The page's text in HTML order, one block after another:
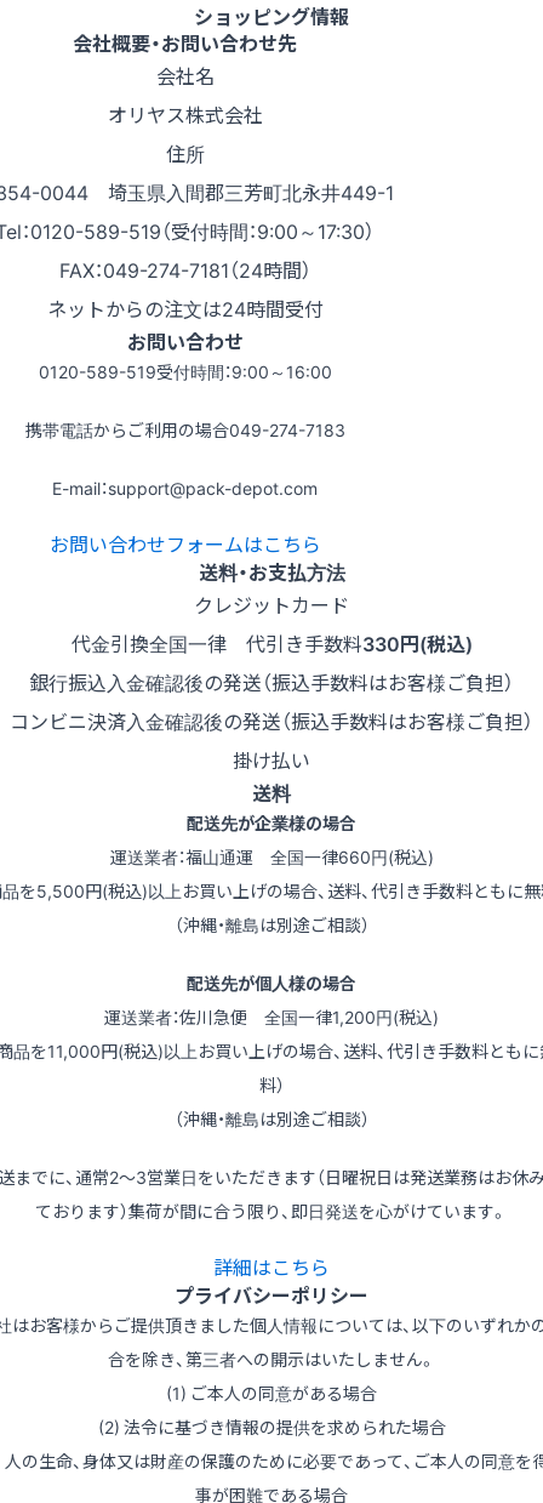
ショッピング情報
会社概要・お問い合わせ先
会社名
オリヤス株式会社
住所
0044 埼玉県入間郡三芳町北永井449-1
：0120-589-519（受付時間：9:00～17:30）
FAX：049-274-7181（24時間）
ネットからの注文は24時間受付
お問い合わせ
0120-589-519受付時間：9:00～16:00
携帯電話からご利用の場合049-274-7183
E-mail：support@pack-depot.com
お問い合わせフォームはこちら
送料・お支払方法
クレジットカード
代金引換全国一律 代引き手数料330円(税込)
銀行振込入金確認後の発送（振込手数料はお客様ご負担）
コンビニ決済入金確認後の発送（振込手数料はお客様ご負担）
掛け払い
送料
配送先が企業様の場合
運送業者：福山通運 全国一律660円(税込)
品を5,500円(税込)以上お買い上げの場合、送料、代引き手数料ともに無
（沖縄・離島は別途ご相談）
配送先が個人様の場合
運送業者：佐川急便 全国一律1,200円(税込)
品を11,000円(税込)以上お買い上げの場合、送料、代引き手数料とも
料）
（沖縄・離島は別途ご相談）
までに、通常2～3営業日をいただきます（日曜祝日は発送業務はお休
ております）集荷が間に合う限り、即日発送を心がけています。
詳細はこちら
プライバシーポリシー
はお客様からご提供頂きました個人情報については、以下のいずれか
合を除き、第三者への開示はいたしません。
(1) ご本人の同意がある場合
(2) 法令に基づき情報の提供を求められた場合
の生命、身体又は財産の保護のために必要であって、ご本人の同意を
事が困難である場合